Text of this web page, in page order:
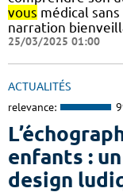
vous médical
narration
25/03/2025 01:00
ACTUALITÉS
relevance:
enfants :
design